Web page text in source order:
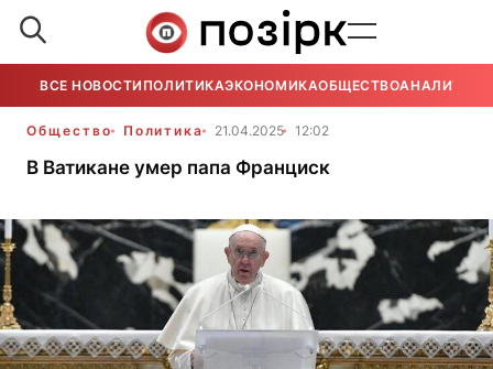
ВСЕ НОВОСТИ ПОЛИТИКАЭКОНОМИКАОБЩЕСТВОАНАЛИТИКА
Общество Политика 21.04.2025 12:02
В Ватикане умер папа Франциск